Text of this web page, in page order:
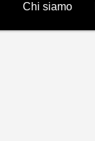
Chi siamo